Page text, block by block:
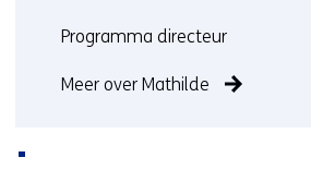
Functie:
Programma directeur
Meer over Mathilde